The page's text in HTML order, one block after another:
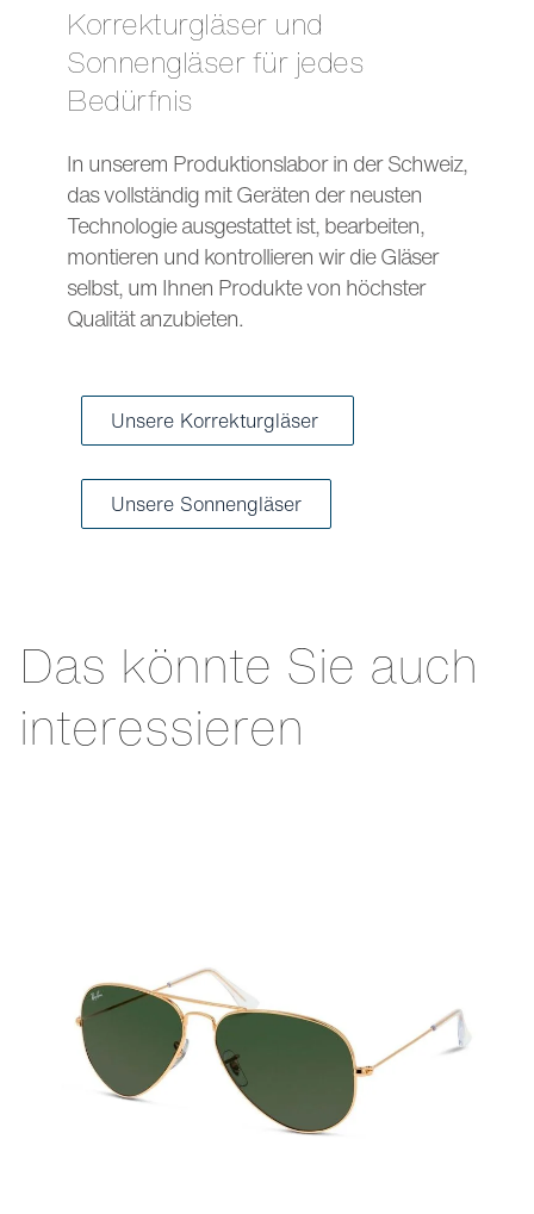
Korrekturgläser und
Sonnengläser für jedes
Bedürfnis
In unserem Produktionslabor in der Schweiz,
das vollständig mit Geräten der neusten
Technologie ausgestattet ist, bearbeiten,
montieren und kontrollieren wir die Gläser
selbst, um Ihnen Produkte von höchster
Qualität anzubieten.
Unsere Korrekturgläser
Unsere Sonnengläser
Das könnte Sie auch
interessieren